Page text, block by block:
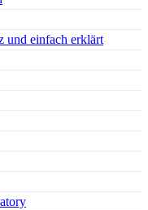
und einfach erklärt